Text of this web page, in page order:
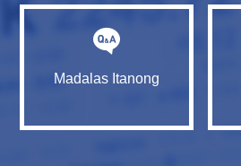
Madalas Itanong